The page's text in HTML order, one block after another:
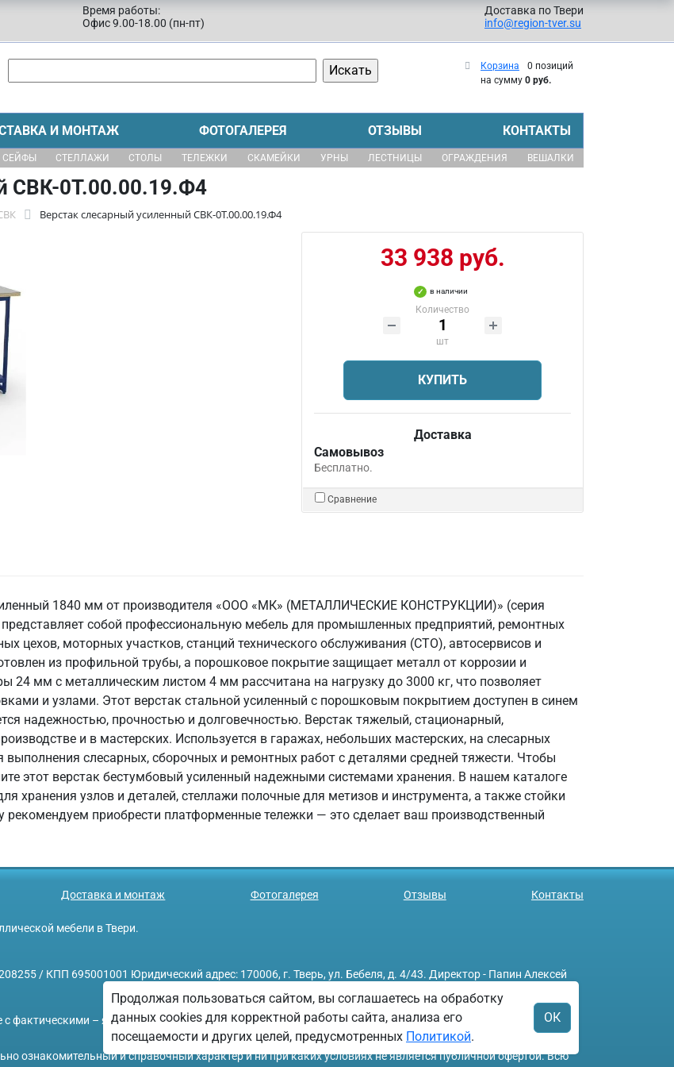
Время работы:
Офис 9.00-18.00 (пн-пт)
Доставка по Твери
info@region-tver.su
Корзина
0 позиций
на сумму 0 руб.
И МОНТАЖ ФОТОГАЛЕРЕЯ ОТЗЫВЫ КОНТАКТЫ
СЕЙФЫ СТЕЛЛАЖИ СТОЛЫ ТЕЛЕЖКИ СКАМЕЙКИ УРНЫ ЛЕСТНИЦЫ ОГРАЖДЕНИЯ ВЕШАЛКИ
СВК-0Т.00.00.19.Ф4
Верстак слесарный усиленный СВК-0Т.00.00.19.Ф4
33 938 руб.
в наличии
Количество
шт
КУПИТЬ
Доставка
Самовывоз
Бесплатно.
Сравнение
1840 мм от производителя «ООО «МК» (МЕТАЛЛИЧЕСКИЕ КОНСТРУКЦИИ)» (серия
собой профессиональную мебель для промышленных предприятий, ремонтных
цехов, моторных участков, станций технического обслуживания (СТО), автосервисов и
из профильной трубы, а порошковое покрытие защищает металл от коррозии и
24 мм с металлическим листом 4 мм рассчитана на нагрузку до 3000 кг, что позволяет
и узлами. Этот верстак стальной усиленный с порошковым покрытием доступен в синем
надежностью, прочностью и долговечностью. Верстак тяжелый, стационарный,
и в мастерских. Используется в гаражах, небольших мастерских, на слесарных
выполнения слесарных, сборочных и ремонтных работ с деталями средней тяжести. Чтобы
этот верстак бестумбовый усиленный надежными системами хранения. В нашем каталоге
хранения узлов и деталей, стеллажи полочные для метизов и инструмента, а также стойки
рекомендуем приобрести платформенные тележки — это сделает ваш производственный
Доставка и монтаж Фотогалерея Отзывы Контакты
мебели в Твери.
/ КПП 695001001 Юридический адрес: 170006, г. Тверь, ул. Бебеля, д. 4/43. Директор - Папин Алексей
с фактическими – является опечаткой.
ознакомительный и справочный характер и ни при каких условиях не является публичной офертой. Всю
Продолжая пользоваться сайтом, вы соглашаетесь на обработку
данных cookies для корректной работы сайта, анализа его
посещаемости и других целей, предусмотренных Политикой.
ОК